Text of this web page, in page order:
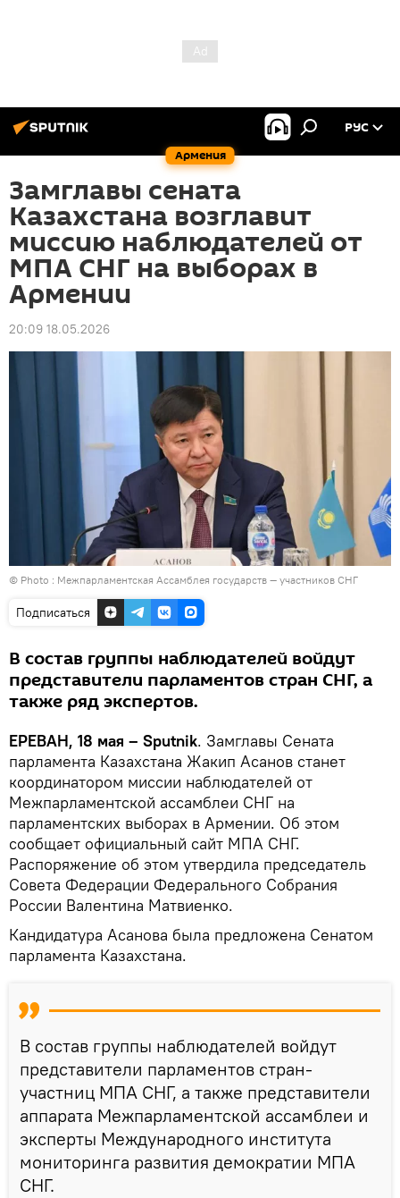
Армения
РУС
Замглавы сената
Казахстана возглавит
миссию наблюдателей от
МПА СНГ на выборах в
Армении
20:09 18.05.2026
© Photo : Межпарламентская Ассамблея государств — участников СНГ
Подписаться
В состав группы наблюдателей войдут
представители парламентов стран СНГ, а
также ряд экспертов.
ЕРЕВАН, 18 мая – Sputnik. Замглавы Сената
парламента Казахстана Жакип Асанов станет
координатором миссии наблюдателей от
Межпарламентской ассамблеи СНГ на
парламентских выборах в Армении. Об этом
сообщает официальный сайт МПА СНГ.
Распоряжение об этом утвердила председатель
Совета Федерации Федерального Собрания
России Валентина Матвиенко.
Кандидатура Асанова была предложена Сенатом
парламента Казахстана.
В состав группы наблюдателей войдут
представители парламентов стран-
участниц МПА СНГ, а также представители
аппарата Межпарламентской ассамблеи и
эксперты Международного института
мониторинга развития демократии МПА
СНГ.